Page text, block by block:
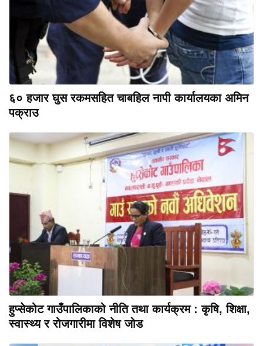
६० हजार घुस रकमसहित चाबहिल नापी कार्यालयका अमिन
पक्राउ
हुप्सेकोट गाउँपालिकाको नीति तथा कार्यक्रम : कृषि, शिक्षा,
स्वास्थ्य र रोजगारीमा विशेष जोड